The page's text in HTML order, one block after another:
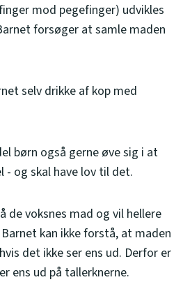
mod pegefinger) udvikles
forsøger at samle maden
selv drikke af kop med
børn også gerne øve sig i at
- og skal have lov til det.
de voksnes mad og vil hellere
kan ikke forstå, at maden
det ikke ser ens ud. Derfor er
ens ud på tallerknerne.